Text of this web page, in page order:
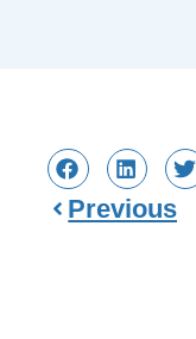
Previous